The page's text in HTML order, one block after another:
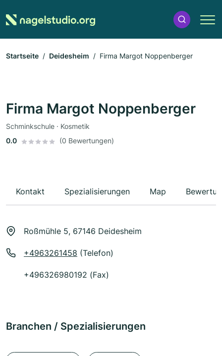
Startseite Deidesheim Firma Margot Noppenberger
Firma Margot Noppenberger
Schminkschule · Kosmetik
0.0
(0 Bewertungen)
Kontakt Spezialisierungen Map
Roßmühle 5, 67146 Deidesheim
+4963261458 (Telefon)
+496326980192 (Fax)
Branchen / Spezialisierungen